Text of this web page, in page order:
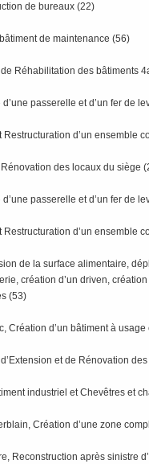
de bureaux (22)
de maintenance (56)
Réhabilitation des bâtiments
passerelle et d’un fer de
Restructuration d’un ensemble
des locaux du siège
passerelle et d’un fer de
Restructuration d’un ensemble
de la surface alimentaire,
création d’un driven,
(53)
Création d’un bâtiment à
et de Rénovation
industriel et Chevêtres et
Création d’une zone
Reconstruction après sinistre